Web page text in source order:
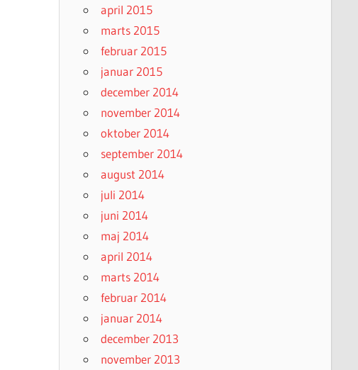
april 2015
marts 2015
februar 2015
januar 2015
december 2014
november 2014
oktober 2014
september 2014
august 2014
juli 2014
juni 2014
maj 2014
april 2014
marts 2014
februar 2014
januar 2014
december 2013
november 2013